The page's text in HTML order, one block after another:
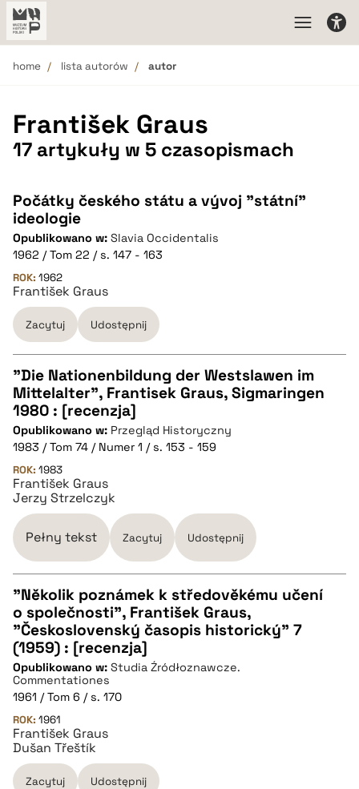
home lista autorów autor
František Graus
17 artykuły w 5 czasopismach
Počátky českého státu a vývoj "státní"
ideologie
Opublikowano w: Slavia Occidentalis
1962 / Tom 22 / s. 147 - 163
ROK: 1962
František Graus
Zacytuj Udostępnij
CZYSTY TEKST
pobierz cytat
BIBTEX
pobierz cytat
"Die Nationenbildung der Westslawen im
Mittelalter", Frantisek Graus, Sigmaringen
1980 : [recenzja]
Opublikowano w: Przegląd Historyczny
1983 / Tom 74 / Numer 1 / s. 153 - 159
ROK: 1983
František Graus
Jerzy Strzelczyk
Pełny tekst Zacytuj Udostępnij
CZYSTY TEKST
pobierz cytat
BIBTEX
pobierz cytat
"Několik poznámek k středověkému učení
o společnosti", František Graus,
"Československý časopis historický" 7
(1959) : [recenzja]
Opublikowano w: Studia Źródłoznawcze.
Commentationes
1961 / Tom 6 / s. 170
ROK: 1961
František Graus
Dušan Třeštík
Zacytuj Udostępnij